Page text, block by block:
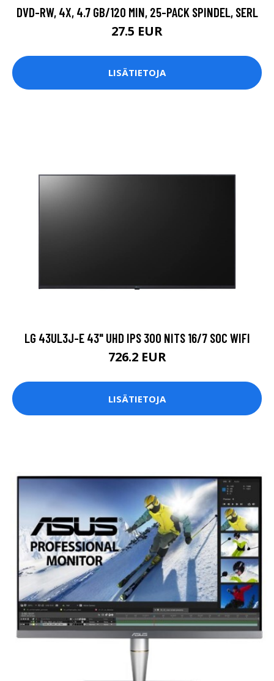
DVD-RW, 4X, 4.7 GB/120 MIN, 25-PACK SPINDEL, SERL
27.5 EUR
LISÄTIETOJA
LG 43UL3J-E 43" UHD IPS 300 NITS 16/7 SOC WIFI
726.2 EUR
LISÄTIETOJA